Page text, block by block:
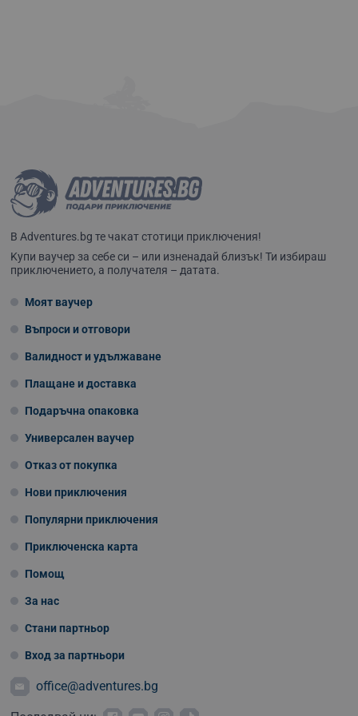
В Adventures.bg те чакат стотици приключения!
Kупи ваучер за себе си – или изненадай близък! Ти избираш
приключението, а получателя – датата.
Моят ваучер
Въпроси и отговори
Валидност и удължаване
Плащане и доставка
Подаръчна опаковка
Универсален ваучер
Отказ от покупка
Нови приключения
Популярни приключения
Приключенска карта
Помощ
За нас
Стани партньор
Вход за партньори
office@adventures.bg